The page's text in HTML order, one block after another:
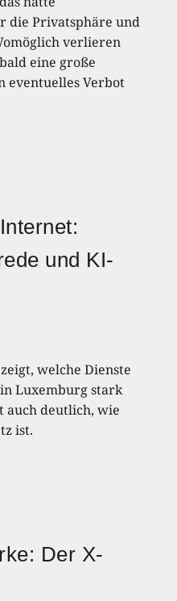
die Privatsphäre und
verlieren
eine große
eventuelles Verbot
und KI-
welche Dienste
Luxemburg stark
auch deutlich, wie
ist.
Der X-